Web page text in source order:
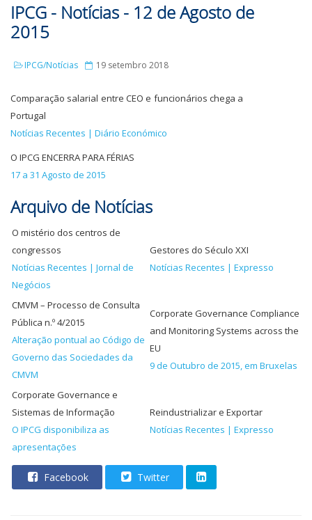
IPCG - Notícias - 12 de Agosto de
2015
IPCG/Notícias 19 setembro 2018
Comparação salarial entre CEO e funcionários chega a
Portugal
Notícias Recentes | Diário Económico
O IPCG ENCERRA PARA FÉRIAS
17 a 31 Agosto de 2015
Arquivo de Notícias
O mistério dos centros de
congressos
Notícias Recentes | Jornal de
Negócios
Gestores do Século XXI
Notícias Recentes | Expresso
CMVM – Processo de Consulta
Pública n.º 4/2015
Alteração pontual ao Código de
Governo das Sociedades da
CMVM
Corporate Governance Compliance
and Monitoring Systems across the
EU
9 de Outubro de 2015, em Bruxelas
Corporate Governance e
Sistemas de Informação
O IPCG disponibiliza as
apresentações
Reindustrializar e Exportar
Notícias Recentes | Expresso
Facebook Twitter